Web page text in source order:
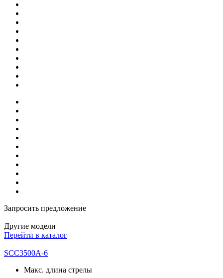
Запросить предложение
Другие модели
Перейти в каталог
SCC3500A-6
Макс. длина стрелы